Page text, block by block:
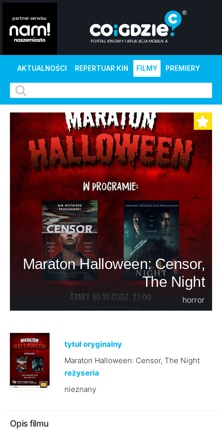
AKTUALNOŚCI REPERTUAR KIN FILMY PREMIERY
Maraton Halloween: Censor,
The Night
horror
tytuł oryginalny
Maraton Halloween: Censor, The Night
reżyseria
nieznany
Opis filmu